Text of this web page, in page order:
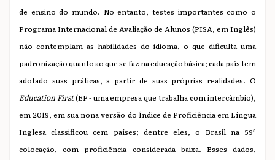
de ensino do mundo. No entanto, testes importantes como o
Programa Internacional de Avaliação de Alunos (PISA, em Inglês)
não contemplam as habilidades do idioma, o que dificulta uma
padronização quanto ao que se faz na educação básica; cada país tem
adotado suas práticas, a partir de suas próprias realidades. O
Education First(EF - uma empresa que trabalha com intercâmbio),
em 2019, em sua nona versão do Índice de Proficiência em Língua
Inglesa classificou cem países; dentre eles, o Brasil na 59ª
colocação, com proficiência considerada baixa. Esses dados,